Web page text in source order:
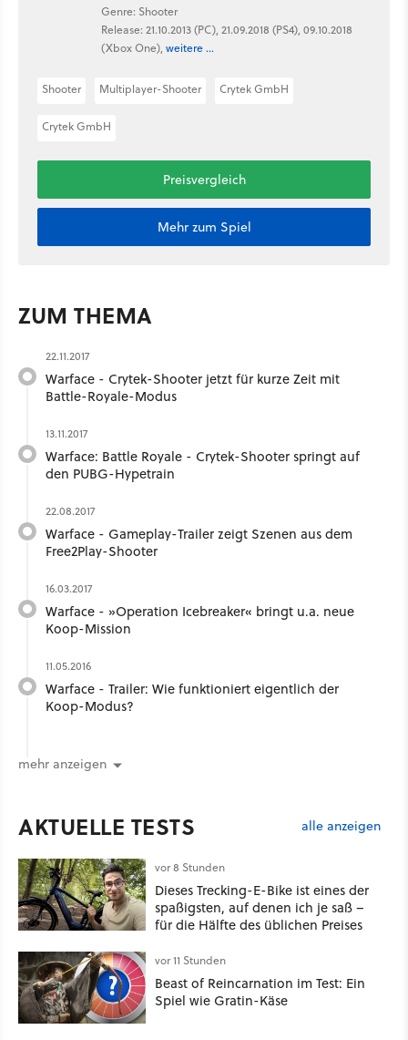
Genre: Shooter
Release: 21.10.2013 (PC), 21.09.2018 (PS4), 09.10.2018
(Xbox One), weitere ...
Shooter Multiplayer-Shooter Crytek GmbH
Crytek GmbH
Preisvergleich
Mehr zum Spiel
ZUM THEMA
22.11.2017
Warface - Crytek-Shooter jetzt für kurze Zeit mit
Battle-Royale-Modus
13.11.2017
Warface: Battle Royale - Crytek-Shooter springt auf
den PUBG-Hypetrain
22.08.2017
Warface - Gameplay-Trailer zeigt Szenen aus dem
Free2Play-Shooter
16.03.2017
Warface - »Operation Icebreaker« bringt u.a. neue
Koop-Mission
11.05.2016
Warface - Trailer: Wie funktioniert eigentlich der
Koop-Modus?
mehr anzeigen
AKTUELLE TESTS alle anzeigen
vor 8 Stunden
Dieses Trecking-E-Bike ist eines der
spaßigsten, auf denen ich je saß –
für die Hälfte des üblichen Preises
vor 11 Stunden
Beast of Reincarnation im Test: Ein
Spiel wie Gratin-Käse